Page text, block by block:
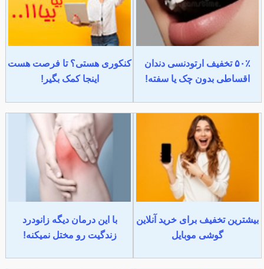
۵۰٪ تخفیف ارتودنسی دندان
اقساطی بدون چک یا سفته!
کنکوری هستی؟ تا فرصت هست
اینجا کمک بگیر!
بیشترین تخفیف برای خرید آنلاین
گوشی موبایل
با این درمان دیگه زانودرد
زندگیت رو مختل نمیکنه!